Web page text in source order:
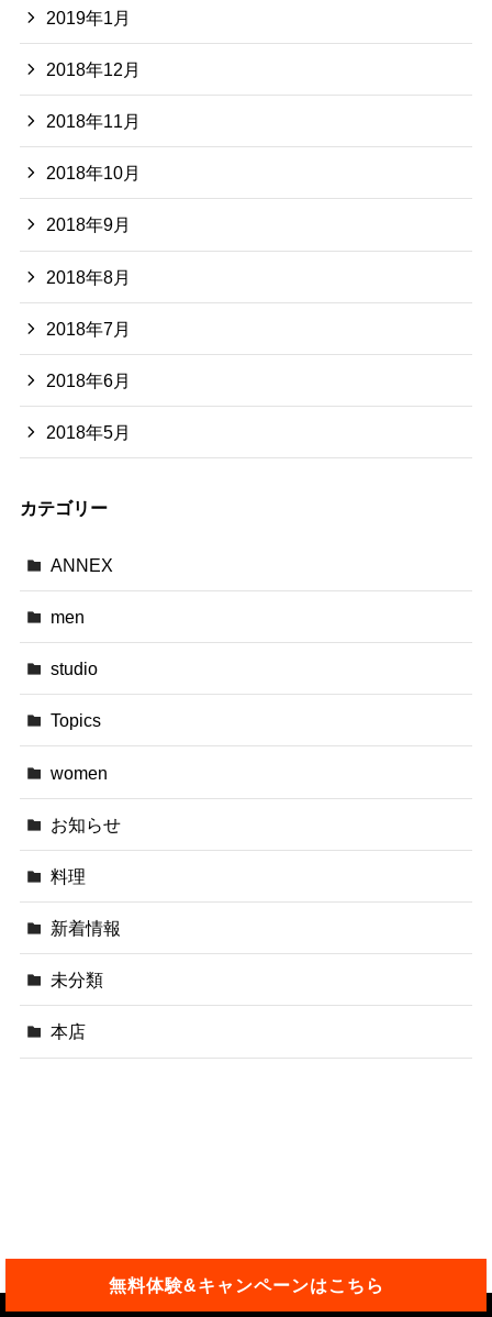
2019年1月
2018年12月
2018年11月
2018年10月
2018年9月
2018年8月
2018年7月
2018年6月
2018年5月
カテゴリー
ANNEX
men
studio
Topics
women
お知らせ
料理
新着情報
未分類
本店
無料体験&キャンペーンはこちら